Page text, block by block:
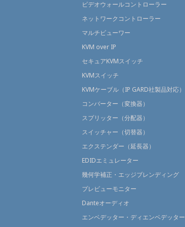
ビデオウォールコントローラー
ネットワークコントローラー
マルチビューワー
KVM over IP
セキュアKVMスイッチ
KVMスイッチ
KVMケーブル（IP GARD社製品対応）
コンバーター（変換器）
スプリッター（分配器）
スイッチャー（切替器）
エクステンダー（延長器）
EDIDエミュレーター
幾何学補正・エッジブレンディング
プレビューモニター
Danteオーディオ
エンベデッター・ディエンベデッター